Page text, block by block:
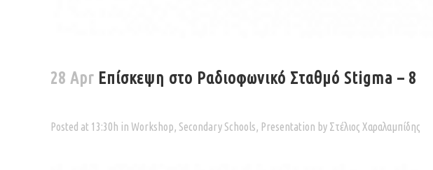
28 AprΕπίσκεψη στο Ραδιοφωνικό Σταθμό Stigma – 8
Posted at 13:30h in Workshop Secondary Schools Presentation by Στέλιος Χαραλαμπίδης